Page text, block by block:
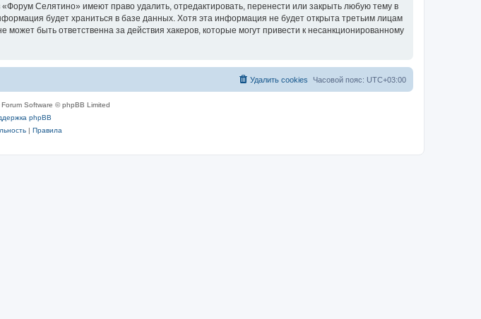
Селятино» имеют право удалить, отредактировать, перенести или закрыть любую тему в
будет храниться в базе данных. Хотя эта информация не будет открыта третьим лицам
быть ответственна за действия хакеров, которые могут привести к несанкционированному
Часовой пояс: UTC+03:00
Удалить cookies
Software © phpBB Limited
phpBB
| Правила